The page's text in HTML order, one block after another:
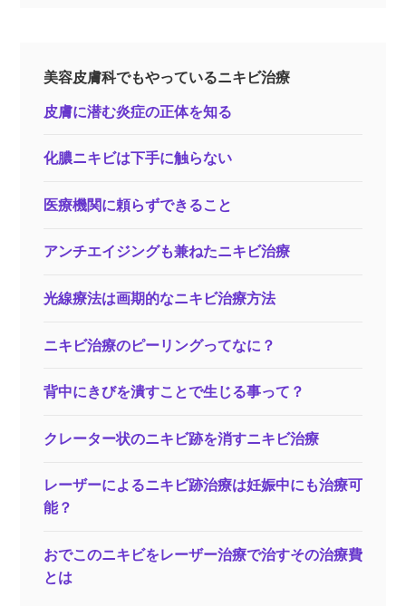
美容皮膚科でもやっているニキビ治療
皮膚に潜む炎症の正体を知る
化膿ニキビは下手に触らない
医療機関に頼らずできること
アンチエイジングも兼ねたニキビ治療
光線療法は画期的なニキビ治療方法
ニキビ治療のピーリングってなに？
背中にきびを潰すことで生じる事って？
クレーター状のニキビ跡を消すニキビ治療
レーザーによるニキビ跡治療は妊娠中にも治療可
能？
おでこのニキビをレーザー治療で治すその治療費
とは